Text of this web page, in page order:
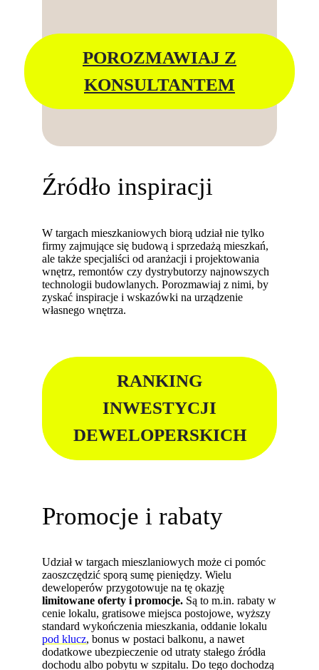
POROZMAWIAJ Z
KONSULTANTEM
Źródło inspiracji
W targach mieszkaniowych biorą udział nie tylko
firmy zajmujące się budową i sprzedażą mieszkań,
ale także specjaliści od aranżacji i projektowania
wnętrz, remontów czy dystrybutorzy najnowszych
technologii budowlanych. Porozmawiaj z nimi, by
zyskać inspiracje i wskazówki na urządzenie
własnego wnętrza.
RANKING
INWESTYCJI
DEWELOPERSKICH
Promocje i rabaty
Udział w targach mieszlaniowych może ci pomóc
zaoszczędzić sporą sumę pieniędzy. Wielu
deweloperów przygotowuje na tę okazję
limitowane oferty i promocje. Są to m.in. rabaty w
cenie lokalu, gratisowe miejsca postojowe, wyższy
standard wykończenia mieszkania, oddanie lokalu
pod klucz, bonus w postaci balkonu, a nawet
dodatkowe ubezpieczenie od utraty stałego źródła
dochodu albo pobytu w szpitalu. Do tego dochodzą